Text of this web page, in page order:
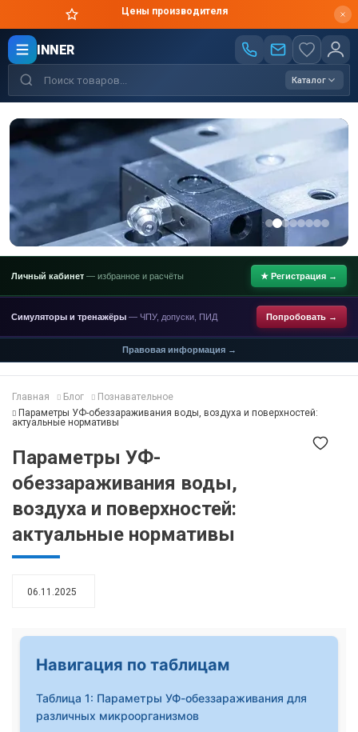
Цены производителя
INNER
Каталог
Личный кабинет — избранное и расчёты ★ Регистрация →
Симуляторы и тренажёры — ЧПУ, допуски, ПИД Попробовать →
Правовая информация →
Главная Блог
Познавательное
Параметры УФ-обеззараживания воды, воздуха и поверхностей:
актуальные нормативы
Параметры УФ-
обеззараживания воды,
воздуха и поверхностей:
актуальные нормативы
06.11.2025
Навигация по таблицам
Таблица 1: Параметры УФ-обеззараживания для
различных микроорганизмов